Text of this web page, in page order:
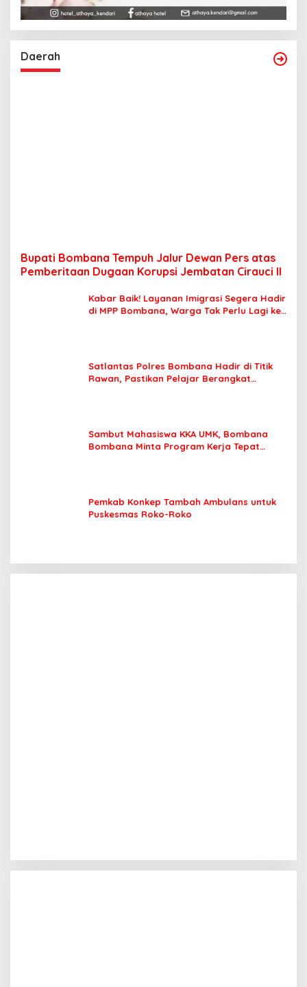
Daerah
Bupati Bombana Tempuh Jalur Dewan Pers atas
Pemberitaan Dugaan Korupsi Jembatan Cirauci II
Kabar Baik! Layanan Imigrasi Segera Hadir
di MPP Bombana, Warga Tak Perlu Lagi ke
Satlantas Polres Bombana Hadir di Titik
Rawan, Pastikan Pelajar Berangkat
Sambut Mahasiswa KKA UMK, Bombana
Bombana Minta Program Kerja Tepat
Pemkab Konkep Tambah Ambulans untuk
Puskesmas Roko-Roko